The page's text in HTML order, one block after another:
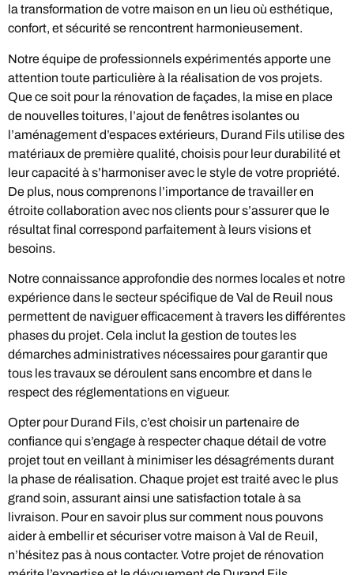
la transformation de votre maison en un lieu où esthétique,
confort, et sécurité se rencontrent harmonieusement.
Notre équipe de professionnels expérimentés apporte une
attention toute particulière à la réalisation de vos projets.
Que ce soit pour la rénovation de façades, la mise en place
de nouvelles toitures, l’ajout de fenêtres isolantes ou
l’aménagement d’espaces extérieurs, Durand Fils utilise des
matériaux de première qualité, choisis pour leur durabilité et
leur capacité à s’harmoniser avec le style de votre propriété.
De plus, nous comprenons l’importance de travailler en
étroite collaboration avec nos clients pour s’assurer que le
résultat final correspond parfaitement à leurs visions et
besoins.
Notre connaissance approfondie des normes locales et notre
expérience dans le secteur spécifique de Val de Reuil nous
permettent de naviguer efficacement à travers les différentes
phases du projet. Cela inclut la gestion de toutes les
démarches administratives nécessaires pour garantir que
tous les travaux se déroulent sans encombre et dans le
respect des réglementations en vigueur.
Opter pour Durand Fils, c’est choisir un partenaire de
confiance qui s’engage à respecter chaque détail de votre
projet tout en veillant à minimiser les désagréments durant
la phase de réalisation. Chaque projet est traité avec le plus
grand soin, assurant ainsi une satisfaction totale à sa
livraison. Pour en savoir plus sur comment nous pouvons
aider à embellir et sécuriser votre maison à Val de Reuil,
n’hésitez pas à nous contacter. Votre projet de rénovation